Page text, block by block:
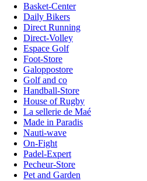
Basket-Center
Daily Bikers
Direct Running
Direct-Volley
Espace Golf
Foot-Store
Galoppostore
Golf and co
Handball-Store
House of Rugby
La sellerie de Maé
Made in Paradis
Nauti-wave
On-Fight
Padel-Expert
Pecheur-Store
Pet and Garden